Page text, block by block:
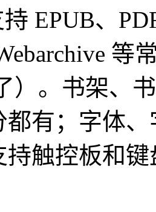
EPUB、
等
）。书架
都有；字体
持触控板和